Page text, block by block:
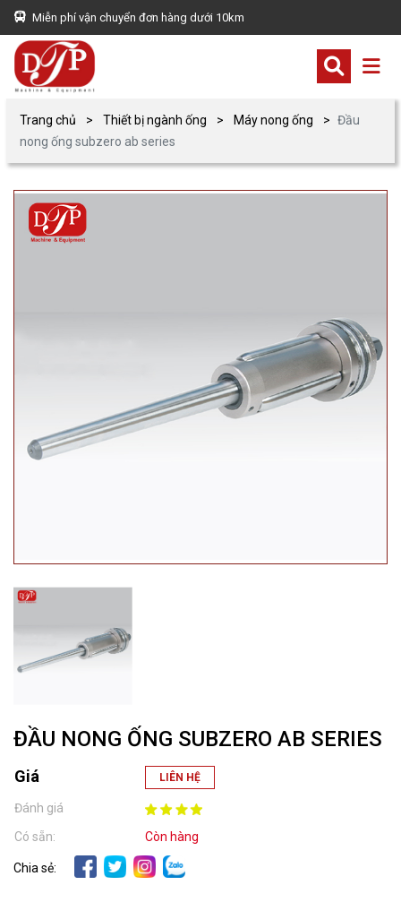
Miễn phí vận chuyển đơn hàng dưới 10km
Trang chủ Thiết bị ngành ống Máy nong ống
Đầu
nong ống subzero ab series
ĐẦU NONG ỐNG SUBZERO AB SERIES
Giá LIÊN HỆ
Đánh giá
Có sẵn:
Còn hàng
Chia sẻ: